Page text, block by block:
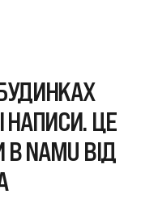
НАПИСИ. ЦЕ
NAMU ВІД